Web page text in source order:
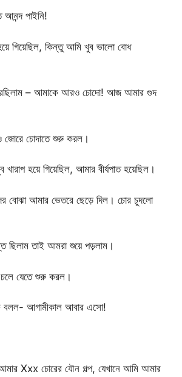
পাইনি!
গিয়েছিল, কিন্তু আমি খুব ভালো বোধ
– আমাকে আরও চোদো! আজ আমার গুদ
চোদাতে শুরু করল।
হয়ে গিয়েছিল, আমার বীর্যপাত হয়েছিল।
বোঝা আমার ভেতরে ছেড়ে দিল। চোর চুদলো
ছিলাম তাই আমরা শুয়ে পড়লাম।
যেতে শুরু করল।
বলল- আগামীকাল আবার এসো!
Xxx চোরের যৌন গল্প, যেখানে আমি আমার